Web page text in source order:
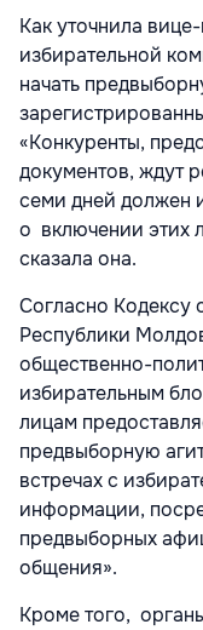
Как уточнила
избирательной
начать
«Конкуренты,
документов, ждут
семи дней должен
о включении этих
сказала она.
Согласно Кодексу
Республики
общественно-
избирательным
лицам
предвыборную
встречах с
информации,
предвыборных
общения».
Кроме того,